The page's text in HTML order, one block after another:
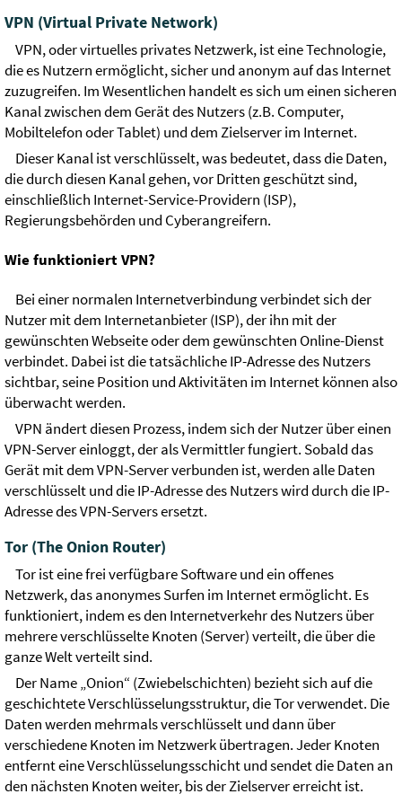
VPN (Virtual Private Network)
VPN, oder virtuelles privates Netzwerk, ist eine Technologie,
die es Nutzern ermöglicht, sicher und anonym auf das Internet
zuzugreifen. Im Wesentlichen handelt es sich um einen sicheren
Kanal zwischen dem Gerät des Nutzers (z.B. Computer,
Mobiltelefon oder Tablet) und dem Zielserver im Internet.
Dieser Kanal ist verschlüsselt, was bedeutet, dass die Daten,
die durch diesen Kanal gehen, vor Dritten geschützt sind,
einschließlich Internet-Service-Providern (ISP),
Regierungsbehörden und Cyberangreifern.
Wie funktioniert VPN?
Bei einer normalen Internetverbindung verbindet sich der
Nutzer mit dem Internetanbieter (ISP), der ihn mit der
gewünschten Webseite oder dem gewünschten Online-Dienst
verbindet. Dabei ist die tatsächliche IP-Adresse des Nutzers
sichtbar, seine Position und Aktivitäten im Internet können also
überwacht werden.
VPN ändert diesen Prozess, indem sich der Nutzer über einen
VPN-Server einloggt, der als Vermittler fungiert. Sobald das
Gerät mit dem VPN-Server verbunden ist, werden alle Daten
verschlüsselt und die IP-Adresse des Nutzers wird durch die IP-
Adresse des VPN-Servers ersetzt.
Tor (The Onion Router)
Tor ist eine frei verfügbare Software und ein offenes
Netzwerk, das anonymes Surfen im Internet ermöglicht. Es
funktioniert, indem es den Internetverkehr des Nutzers über
mehrere verschlüsselte Knoten (Server) verteilt, die über die
ganze Welt verteilt sind.
Der Name „Onion“ (Zwiebelschichten) bezieht sich auf die
geschichtete Verschlüsselungsstruktur, die Tor verwendet. Die
Daten werden mehrmals verschlüsselt und dann über
verschiedene Knoten im Netzwerk übertragen. Jeder Knoten
entfernt eine Verschlüsselungsschicht und sendet die Daten an
den nächsten Knoten weiter, bis der Zielserver erreicht ist.